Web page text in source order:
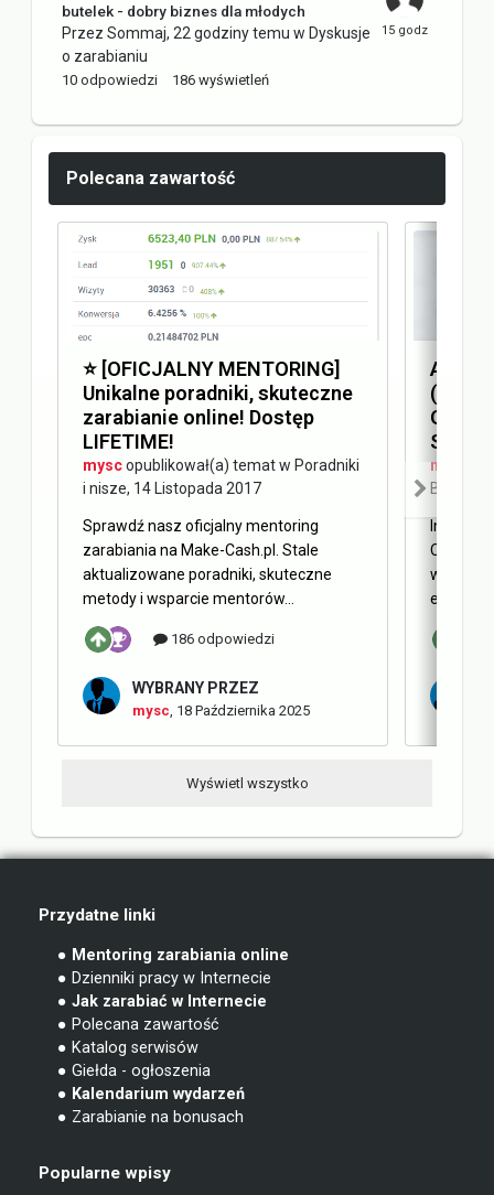
butelek - dobry biznes dla młodych
Przez Sommaj, 22 godziny temu w Dyskusje
o zarabianiu
10 odpowiedzi 186 wyświetleń
Polecana zawartość
⭐️ [OFICJALNY MENTORING]
Unikalne poradniki, skuteczne
zarabianie online! Dostęp
LIFETIME!
myscopublikował(a) temat w Poradniki
i nisze, 14 Listopada 2017
Sprawdź nasz oficjalny mentoring
zarabiania na Make-Cash.pl. Stale
aktualizowane poradniki, skuteczne
metody i wsparcie mentorów...
186 odpowiedzi
WYBRANY PRZEZ
mysc 18 Października 2025
(AEO)
SEO
mysc
Blog
Internet
Obecnie
w
Wyświetl wszystko
Przydatne linki
● Mentoring zarabiania online
● Dzienniki pracy w Internecie
● Jak zarabiać w Internecie
● Polecana zawartość
● Katalog serwisów
● Giełda - ogłoszenia
● Kalendarium wydarzeń
● Zarabianie na bonusach
Popularne wpisy